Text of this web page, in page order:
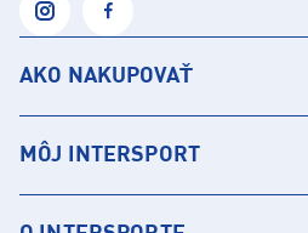
AKO NAKUPOVAŤ
MÔJ INTERSPORT